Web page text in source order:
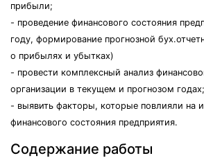
прибыли;
- проведение финансового состояния
году, формирование прогнозной
о прибылях и убытках)
- провести комплексный анализ
организации в текущем и прогнозом годах;
- выявить факторы, которые повлияли на
финансового состояния предприятия.
Содержание работы